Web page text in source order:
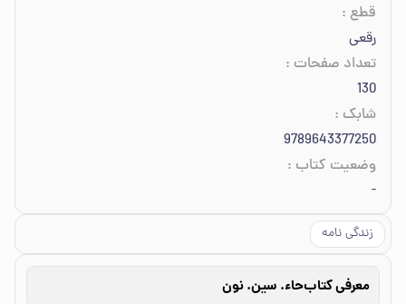
قطع :
رقعی
تعداد صفحات :
130
شابک :
9789643377250
وضعیت کتاب :
-
زندگی نامه
معرفی کتابحاء. سین. نون